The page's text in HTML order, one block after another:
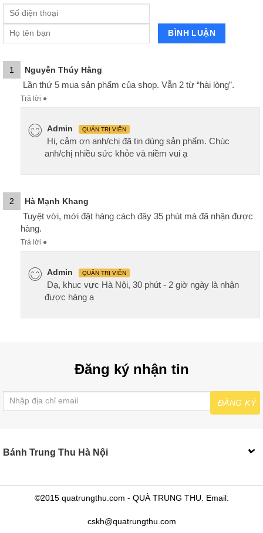
1 Nguyễn Thúy Hằng
Lần thứ 5 mua sản phẩm của shop. Vẫn 2 từ “hài lòng”.
Trả lời ●
Admin QUẢN TRỊ VIÊN
Hi, cảm ơn anh/chị đã tin dùng sản phẩm. Chúc
anh/chị nhiều sức khỏe và niềm vui ạ
2 Hà Mạnh Khang
Tuyệt vời, mới đặt hàng cách đây 35 phút mà đã nhận được
hàng.
Trả lời ●
Admin QUẢN TRỊ VIÊN
Dạ, khuc vực Hà Nội, 30 phút - 2 giờ ngày là nhận
được hàng ạ
Đăng ký nhận tin
ĐĂNG KÝ
Bánh Trung Thu Hà Nội
©2015 quatrungthu.com - QUÀ TRUNG THU. Email:
cskh@quatrungthu.com